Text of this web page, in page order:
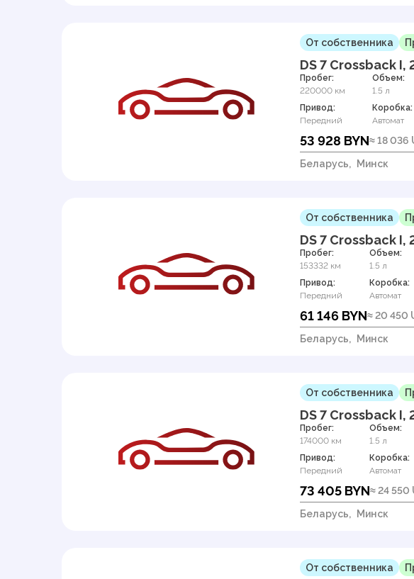
От собственника
DS 7 Crossback
Пробег:
220000 км
Объем:
1.5 л
Привод:
Передний
Коробка:
Автомат
53 928 BYN≈ 18 036
Беларусь, Минск
От собственника
DS 7 Crossback I,
Пробег:
153332 км
Объем:
1.5 л
Привод:
Передний
Коробка:
Автомат
61 146 BYN≈ 20 450
Беларусь, Минск
От собственника
DS 7 Crossback
Пробег:
174000 км
Объем:
1.5 л
Привод:
Передний
Коробка:
Автомат
73 405 BYN≈ 24 550
Беларусь, Минск
От собственника